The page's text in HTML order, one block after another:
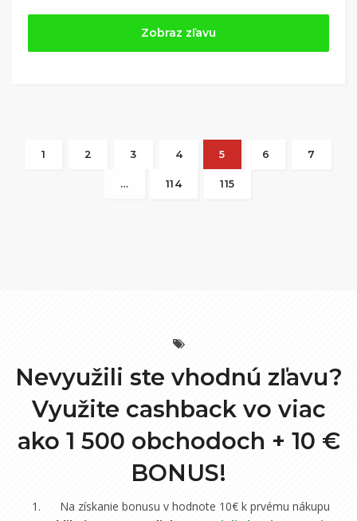
Zobraz zľavu
1 2 3 4 5 6 7
… 114 115
Nevyužili ste vhodnú zľavu?
Využite cashback vo viac
ako 1 500 obchodoch + 10 €
BONUS!
Na získanie bonusu v hodnote 10€ k prvému nákupu